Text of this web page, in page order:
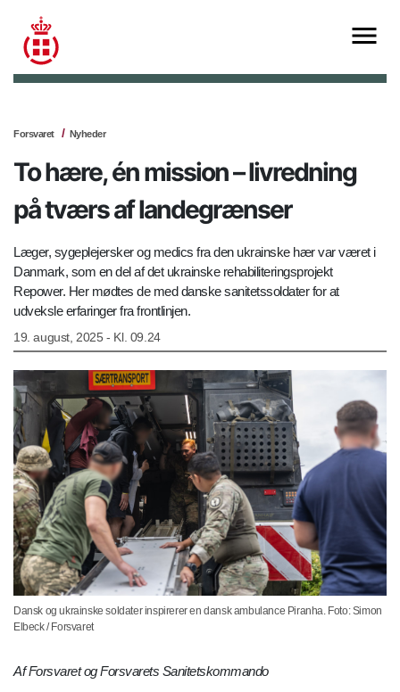
Forsvaret Nyheder
To hære, én mission – livredning
på tværs af landegrænser
Læger, sygeplejersker og medics fra den ukrainske hær var været i
Danmark, som en del af det ukrainske rehabiliteringsprojekt
Repower. Her mødtes de med danske sanitetssoldater for at
udveksle erfaringer fra frontlinjen.
19. august, 2025 - Kl. 09.24
Dansk og ukrainske soldater inspirerer en dansk ambulance Piranha. Foto: Simon
Elbeck / Forsvaret
Af Forsvaret og Forsvarets Sanitetskommando